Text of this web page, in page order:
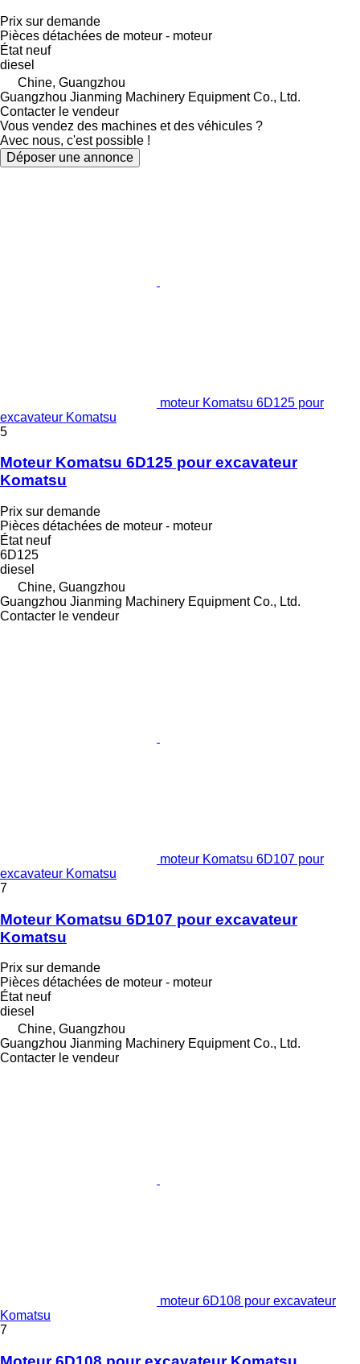
Prix sur demande
Pièces détachées de moteur - moteur
Étatneuf
diesel
Chine, Guangzhou
Guangzhou Jianming Machinery Equipment Co., Ltd.
Contacter le vendeur
Vous vendez des machines et des véhicules ?
Avec nous, c'est possible !
Déposer une annonce
moteur Komatsu 6D125 pour
excavateur Komatsu
5
Moteur Komatsu 6D125 pour excavateur
Komatsu
Prix sur demande
Pièces détachées de moteur - moteur
Étatneuf
6D125
diesel
Chine, Guangzhou
Guangzhou Jianming Machinery Equipment Co., Ltd.
Contacter le vendeur
moteur Komatsu 6D107 pour
excavateur Komatsu
7
Moteur Komatsu 6D107 pour excavateur
Komatsu
Prix sur demande
Pièces détachées de moteur - moteur
Étatneuf
diesel
Chine, Guangzhou
Guangzhou Jianming Machinery Equipment Co., Ltd.
Contacter le vendeur
moteur 6D108 pour excavateur
Komatsu
7